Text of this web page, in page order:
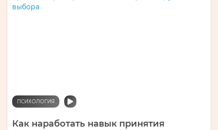
ПСИХОЛОГИЯ
Как наработать навык принятия